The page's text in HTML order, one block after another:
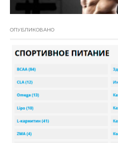
ОПУБЛИКОВАНО